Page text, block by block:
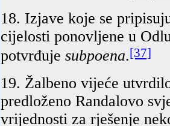
18. Izjave koje se
cijelosti ponovljene u
potvrđuje subpoena.[37]
19. Žalbeno vijeće
predloženo Randalovo
vrijednosti za rješenje